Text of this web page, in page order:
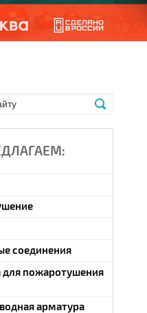
соединения
пожаротушения
арматура